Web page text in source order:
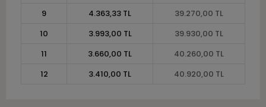
9
4.363,33 TL
39.270,00 TL
10
3.993,00 TL
39.930,00 TL
11
3.660,00 TL
40.260,00 TL
12
3.410,00 TL 40.920,00 TL